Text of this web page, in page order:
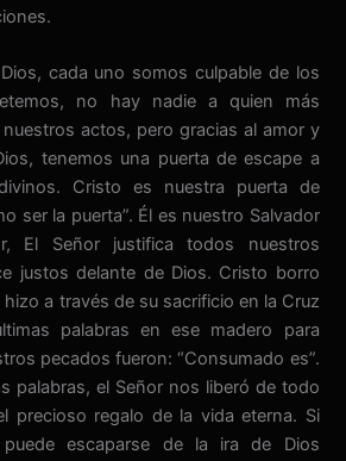
cada uno somos culpable de los
no hay nadie a quien más
actos, pero gracias al amor y
tenemos una puerta de escape a
Cristo es nuestra puerta de
ser la puerta”. Él es nuestro Salvador
El Señor justifica todos nuestros
justos delante de Dios. Cristo borro
a través de su sacrificio en la Cruz
palabras en ese madero para
pecados fueron: “Consumado es”.
palabras, el Señor nos liberó de todo
precioso regalo de la vida eterna. Si
escaparse de la ira de Dios